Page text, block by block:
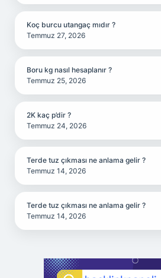
Koç burcu utangaç mıdır ?
Temmuz 27, 2026
Boru kg nasıl hesaplanır ?
Temmuz 25, 2026
2K kaç p’dir ?
Temmuz 24, 2026
Terde tuz çıkması ne anlama gelir ?
Temmuz 14, 2026
Terde tuz çıkması ne anlama gelir ?
Temmuz 14, 2026